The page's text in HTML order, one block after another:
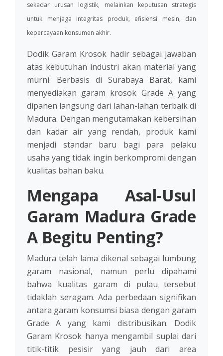
sekadar urusan logistik, melainkan keputusan strategis
untuk menjaga integritas produk, efisiensi mesin, dan
kepercayaan konsumen akhir.
Dodik Garam Krosok hadir sebagai jawaban
atas kebutuhan industri akan material yang
murni. Berbasis di Surabaya Barat, kami
menyediakan garam krosok Grade A yang
dipanen langsung dari lahan-lahan terbaik di
Madura. Dengan mengutamakan kebersihan
dan kadar air yang rendah, produk kami
menjadi standar baru bagi para pelaku
usaha yang tidak ingin berkompromi dengan
kualitas bahan baku.
Mengapa Asal-Usul
Garam Madura Grade
A Begitu Penting?
Madura telah lama dikenal sebagai lumbung
garam nasional, namun perlu dipahami
bahwa kualitas garam di pulau tersebut
tidaklah seragam. Ada perbedaan signifikan
antara garam konsumsi biasa dengan garam
Grade A yang kami distribusikan. Dodik
Garam Krosok hanya mengambil suplai dari
titik-titik pesisir yang jauh dari area